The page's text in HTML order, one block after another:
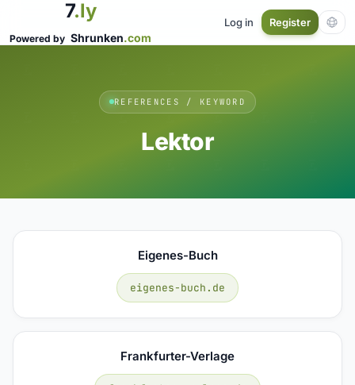
7.ly
Powered by Shrunken.com
Log in Register
REFERENCES / KEYWORD
Lektor
Eigenes-Buch
eigenes-buch.de
Frankfurter-Verlage